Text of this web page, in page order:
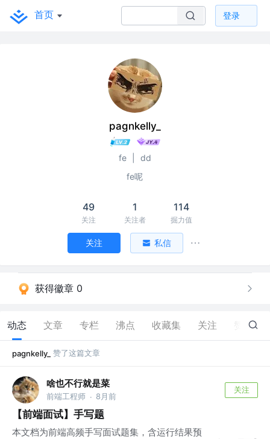
首页 登录
pagnkelly_
fe
dd
fe呢
49
关注
1
关注者
114
掘力值
关注 私信
获得徽章 0
动态 文章 专栏 沸点 收藏集 关注 67
pagnkelly_ 赞了这篇文章
啥也不行就是菜
前端工程师 · 8月前
关注
【前端面试】手写题
本文档为前端高频手写面试题集，含运行结果预